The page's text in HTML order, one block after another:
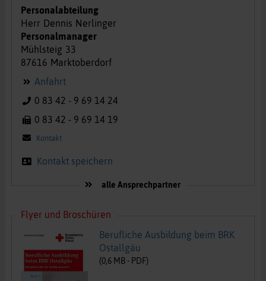
Personalabteilung
Herr Dennis Nerlinger
Personalmanager
Mühlsteig 33
87616 Marktoberdorf
Anfahrt
0 83 42 - 9 69 14 24
0 83 42 - 9 69 14 19
Kontakt
Kontakt speichern
alle Ansprechpartner
Flyer und Broschüren
Berufliche Ausbildung beim BRK
Ostallgäu
(0,6 MB - PDF)